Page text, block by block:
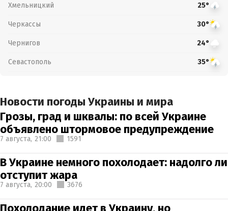
Хмельницкий 25°
Черкассы 30°
Чернигов 24°
Севастополь 35°
Новости погоды Украины и мира
Грозы, град и шквалы: по всей Украине
объявлено штормовое предупреждение
7 августа, 21:00 1591
В Украине немного похолодает: надолго ли
отступит жара
7 августа, 20:00 3676
Похолодание идет в Украину, но